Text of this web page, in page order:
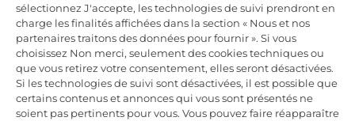
Inscrivez-vous et recevez -10% sur votre
première commande
sélectionnez J'accepte, les technologies de suivi prendront en
charge les finalités affichées dans la section « Nous et nos
partenaires traitons des données pour fournir ». Si vous
choisissez Non merci, seulement des cookies techniques ou
que vous retirez votre consentement, elles seront désactivées.
Si les technologies de suivi sont désactivées, il est possible que
certains contenus et annonces qui vous sont présentés ne
soient pas pertinents pour vous. Vous pouvez faire réapparaître